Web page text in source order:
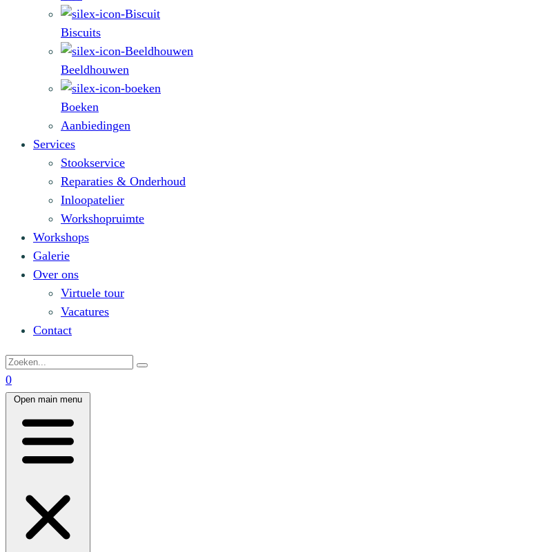
Biscuits
Beeldhouwen
Boeken
Aanbiedingen
Services
Stookservice
Reparaties & Onderhoud
Inloopatelier
Workshopruimte
Workshops
Galerie
Over ons
Virtuele tour
Vacatures
Contact
0
Open main menu